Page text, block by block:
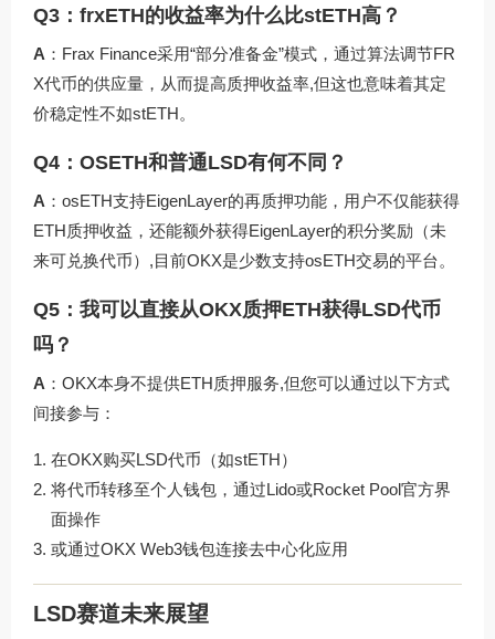
Q3：frxETH的收益率为什么比stETH高？
A ：Frax Finance采用“部分准备金”模式，通过算法调节FR
X代币的供应量，从而提高质押收益率,但这也意味着其定
价稳定性不如stETH。
Q4：OSETH和普通LSD有何不同？
A ：osETH支持EigenLayer的再质押功能，用户不仅能获得
ETH质押收益，还能额外获得EigenLayer的积分奖励（未
来可兑换代币）,目前OKX是少数支持osETH交易的平台。
Q5：我可以直接从OKX质押ETH获得LSD代币
吗？
A ：OKX本身不提供ETH质押服务,但您可以通过以下方式
间接参与：
在OKX购买LSD代币（如stETH）
将代币转移至个人钱包，通过Lido或Rocket Pool官方界
面操作
或通过OKX Web3钱包连接去中心化应用
LSD赛道未来展望